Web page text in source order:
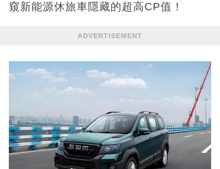
窺新能源休旅車隱藏的超高CP值！
ADVERTISEMENT